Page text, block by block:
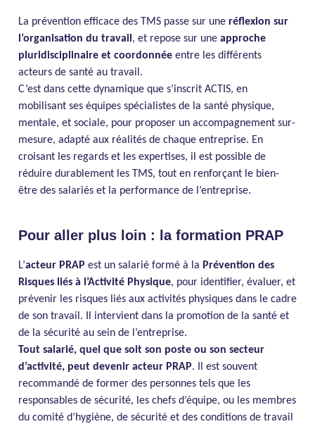
La prévention efficace des TMS passe sur une réflexion sur
l’organisation du travail , et repose sur une approche
pluridisciplinaire et coordonnée entre les différents
acteurs de santé au travail.
C’est dans cette dynamique que s’inscrit ACTIS, en
mobilisant ses équipes spécialistes de la santé physique,
mentale, et sociale, pour proposer un accompagnement sur-
mesure, adapté aux réalités de chaque entreprise. En
croisant les regards et les expertises, il est possible de
réduire durablement les TMS, tout en renforçant le bien-
être des salariés et la performance de l’entreprise.
Pour aller plus loin : la formation PRAP
L’acteur PRAP est un salarié formé à la Prévention des
Risques liés à l’Activité Physique, pour identifier, évaluer, et
prévenir les risques liés aux activités physiques dans le cadre
de son travail. Il intervient dans la promotion de la santé et
de la sécurité au sein de l’entreprise.
Tout salarié, quel que soit son poste ou son secteur
d’activité, peut devenir acteur PRAP. Il est souvent
recommandé de former des personnes tels que les
responsables de sécurité, les chefs d’équipe, ou les membres
du comité d’hygiène, de sécurité et des conditions de travail